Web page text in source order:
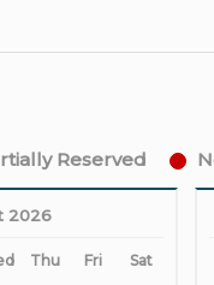
Reserved
2026
Thu Fri Sat